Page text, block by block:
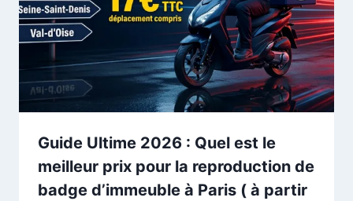
Guide Ultime 2026 : Quel est le
meilleur prix pour la reproduction de
badge d’immeuble à Paris ( à partir